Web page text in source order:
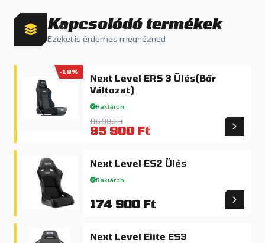
Kapcsolódó termékek
Ezeket is érdemes megnézned
-18%
Next Level ERS 3 Ülés(Bőr
Változat)
Raktáron
116 900 Ft
95 900 Ft
Next Level ES2 Ülés
Raktáron
174 900 Ft
Next Level Elite ES3